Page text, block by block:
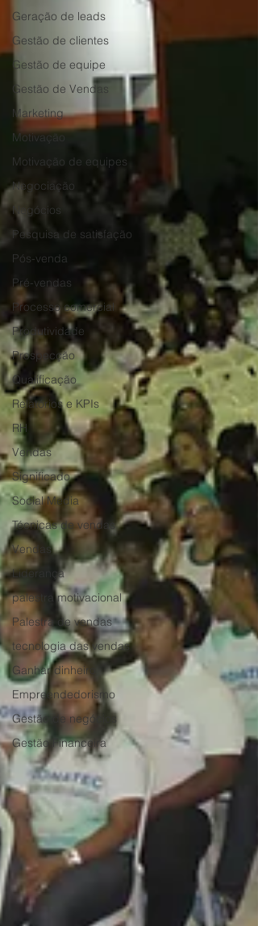
Geração de leads
Gestão de clientes
Gestão de equipe
Gestão de Vendas
Marketing
Motivação
Motivação de equipes
Negociação
Negócios
Pesquisa de satisfação
Pós-venda
Pré-vendas
Processo comercial
Produtividade
Prospecção
Qualificação
Relatórios e KPIs
RH
Vendas
Significado
Social Media
Técnicas de vendas
Vendas
Liderança
palestra motivacional
Palestra de vendas
tecnologia das vendas
Ganhar dinheiro
Empreendedorismo
Gestão de negócios
Gestão Financeira